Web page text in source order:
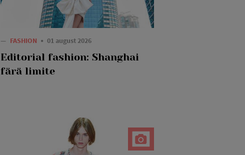
— FASHION 01 august 2026
Editorial fashion: Shanghai
fără limite